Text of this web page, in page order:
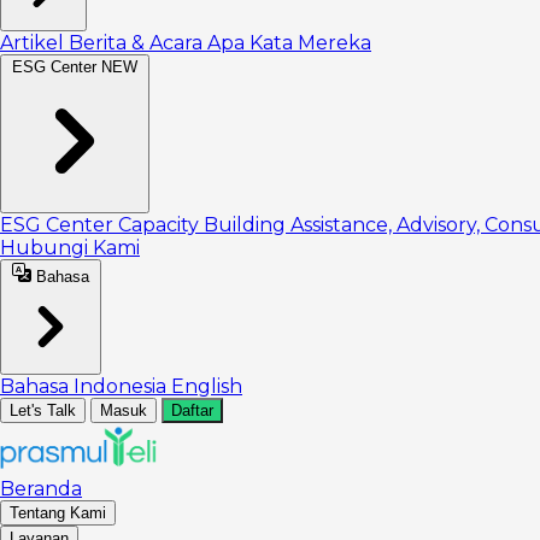
Artikel Berita & Acara Apa Kata Mereka
ESG Center NEW
ESG Center Capacity Building Assistance, Advisory,
Hubungi Kami
Bahasa
Bahasa Indonesia English
Let's Talk Masuk Daftar
Beranda
Tentang Kami